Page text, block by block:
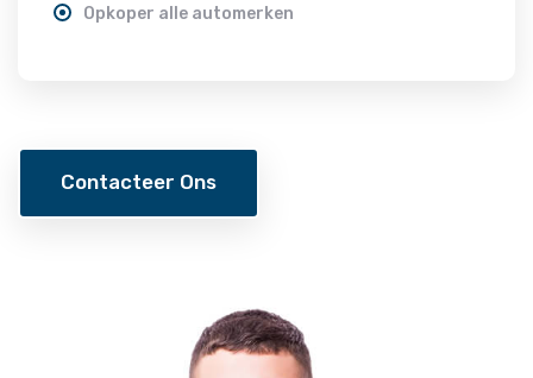
Opkoper alle automerken
Contacteer Ons